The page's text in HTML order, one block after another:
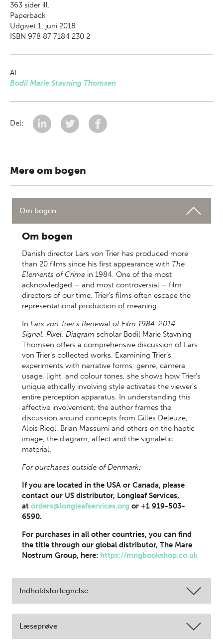
363 sider ill.
Paperback
Udgivet 1. juni 2018
ISBN 978 87 7184 230 2
Af
Bodil Marie Stavning Thomsen
Del:
Mere om bogen
Om bogen
Om bogen
Danish director Lars von Trier has produced more
than 20 films since his first appearance with The
Elements of Crime in 1984. One of the most
acknowledged – and most controversial – film
directors of our time, Trier’s films often escape the
representational production of meaning.
In Lars von Trier’s Renewal of Film 1984-2014.
Signal, Pixel, Diagram scholar Bodil Marie Stavning
Thomsen offers a comprehensive discussion of Lars
von Trier’s collected works. Examining Trier’s
experiments with narrative forms, genre, camera
usage, light, and colour tones, she shows how Trier’s
unique ethically involving style activates the viewer’s
entire perception apparatus. In understanding this
affective involvement, the author frames the
discussion around concepts from Gilles Deleuze,
Alois Riegl, Brian Massumi and others on the haptic
image, the diagram, affect and the signaletic
material.
For purchases outside of Denmark:
If you are located in the USA or Canada, please
contact our US distributor, Longleaf Services,
at orders@longleafservices.org or +1 919-503-
6590.
For purchases in all other countries, you can find
the title through our global distributor, The Mare
Nostrum Group, here: https://mngbookshop.co.uk
Indholdsfortegnelse
Læseprøve